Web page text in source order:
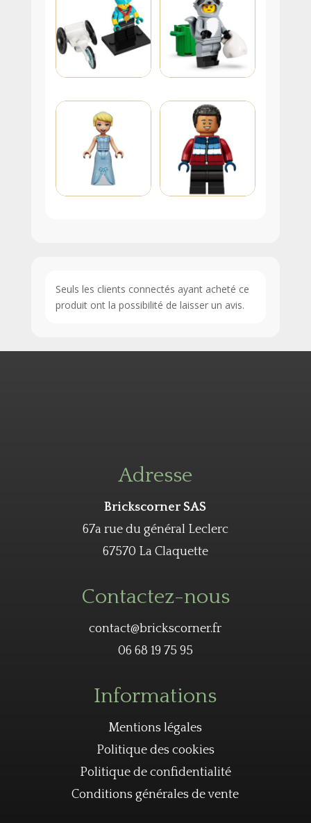
Seuls les clients connectés ayant acheté ce
produit ont la possibilité de laisser un avis.
Adresse
Brickscorner SAS
67a rue du général Leclerc
67570 La Claquette
Contactez-nous
contact@brickscorner.fr
06 68 19 75 95
Informations
Mentions légales
Politique des cookies
Politique de confidentialité
Conditions générales de vente